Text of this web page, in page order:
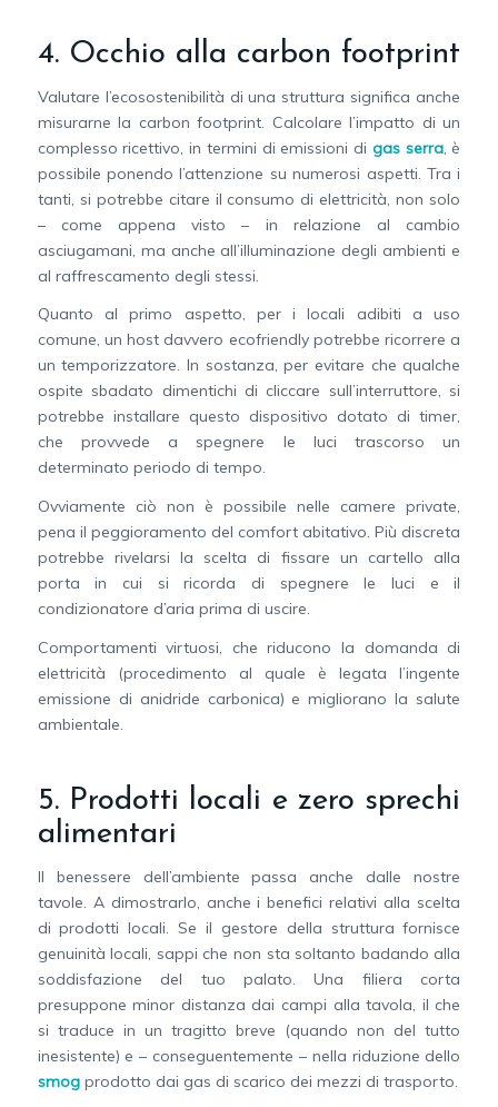
4. Occhio alla carbon footprint
Valutare l’ecosostenibilità di una struttura significa anche
misurarne la carbon footprint. Calcolare l’impatto di un
complesso ricettivo, in termini di emissioni di gas serra, è
possibile ponendo l’attenzione su numerosi aspetti. Tra i
tanti, si potrebbe citare il consumo di elettricità, non solo
– come appena visto – in relazione al cambio
asciugamani, ma anche all’illuminazione degli ambienti e
al raffrescamento degli stessi.
Quanto al primo aspetto, per i locali adibiti a uso
comune, un host davvero ecofriendly potrebbe ricorrere a
un temporizzatore. In sostanza, per evitare che qualche
ospite sbadato dimentichi di cliccare sull’interruttore, si
potrebbe installare questo dispositivo dotato di timer,
che provvede a spegnere le luci trascorso un
determinato periodo di tempo.
Ovviamente ciò non è possibile nelle camere private,
pena il peggioramento del comfort abitativo. Più discreta
potrebbe rivelarsi la scelta di fissare un cartello alla
porta in cui si ricorda di spegnere le luci e il
condizionatore d’aria prima di uscire.
Comportamenti virtuosi, che riducono la domanda di
elettricità (procedimento al quale è legata l’ingente
emissione di anidride carbonica) e migliorano la salute
ambientale.
5. Prodotti locali e zero sprechi
alimentari
Il benessere dell’ambiente passa anche dalle nostre
tavole. A dimostrarlo, anche i benefici relativi alla scelta
di prodotti locali. Se il gestore della struttura fornisce
genuinità locali, sappi che non sta soltanto badando alla
soddisfazione del tuo palato. Una filiera corta
presuppone minor distanza dai campi alla tavola, il che
si traduce in un tragitto breve (quando non del tutto
inesistente) e – conseguentemente – nella riduzione dello
smogprodotto dai gas di scarico dei mezzi di trasporto.